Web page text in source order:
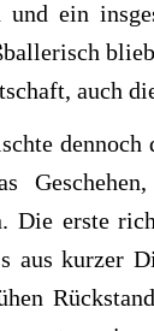
ein
auch
dennoch
Die erste
aus kurzer